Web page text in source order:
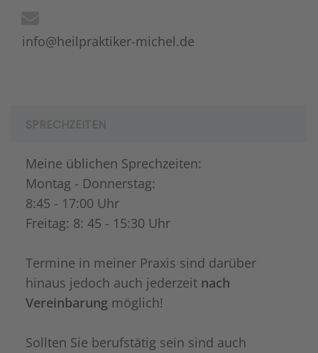
info@heilpraktiker-michel.de
SPRECHZEITEN
Meine üblichen Sprechzeiten:
Montag - Donnerstag:
8:45 - 17:00 Uhr
Freitag: 8: 45 - 15:30 Uhr
Termine in meiner Praxis sind darüber
hinaus jedoch auch jederzeit nach
Vereinbarung möglich!
Sollten Sie berufstätig sein sind auch